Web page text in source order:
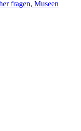
fragen, Museen